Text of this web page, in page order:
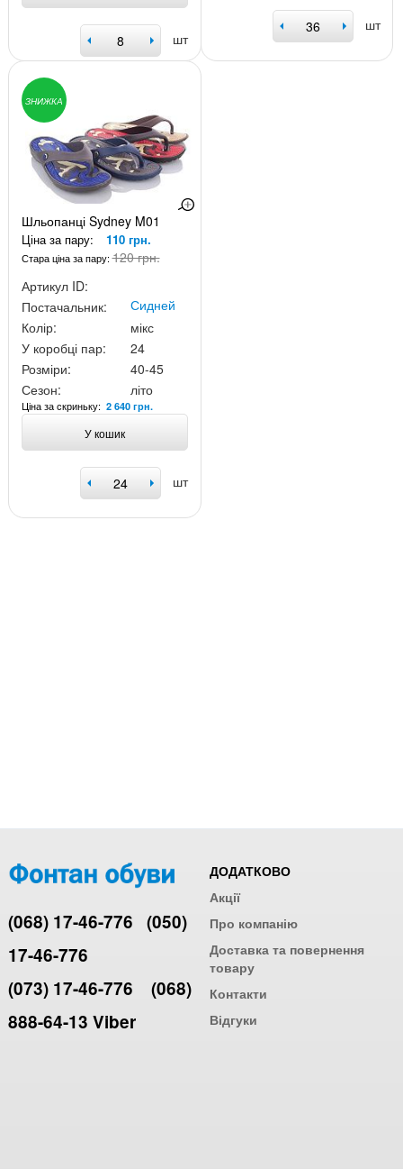
шт
шт
ЗНИЖКА
Шльопанці Sydney M01
Ціна за пару: 110 грн.
Стара ціна за пару:120 грн.
Артикул ID:
Постачальник:
Сидней
Колір:
мікс
У коробці пар:
24
Розміри:
40-45
Сезон:
літо
Ціна за скриньку: 2 640 грн.
У кошик
шт
(068) 17-46-776 (050)
17-46-776
(073) 17-46-776
(068)
888-64-13 Viber
ДОДАТКОВО
Акції
Про компанію
Доставка та повернення
товару
Контакти
Відгуки